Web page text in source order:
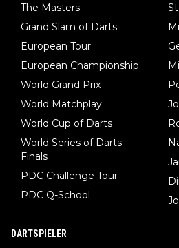
The Masters
Grand Slam of Darts
European Tour
European Championship
World Grand Prix
World Matchplay
World Cup of Darts
World Series of Darts
Finals
PDC Challenge Tour
PDC Q-School
DARTSPIELER